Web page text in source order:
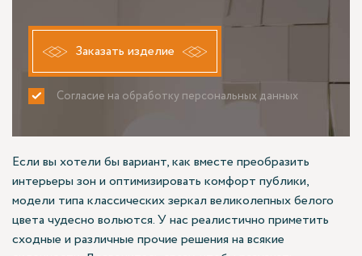
Заказать изделие
Согласие на обработку персональных данных
ПРИНИМАЮ НЕ ПРИНИМАЮ
Если вы хотели бы вариант, как вместе преобразить
интерьеры зон и оптимизировать комфорт публики,
модели типа классических зеркал великолепных белого
цвета чудесно вольются. У нас реалистично приметить
сходные и различные прочие решения на всякие